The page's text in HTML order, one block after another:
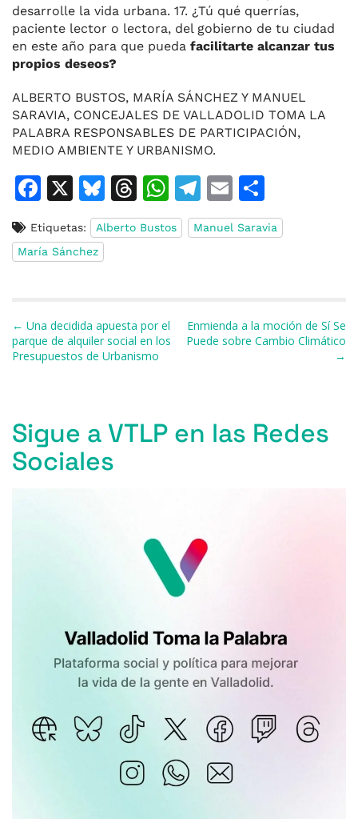
desarrolle la vida urbana. 17. ¿Tú qué querrías,
paciente lector o lectora, del gobierno de tu ciudad
en este año para que pueda facilitarte alcanzar tus
propios deseos?
ALBERTO BUSTOS, MARÍA SÁNCHEZ Y MANUEL
SARAVIA, CONCEJALES DE VALLADOLID TOMA LA
PALABRA RESPONSABLES DE PARTICIPACIÓN,
MEDIO AMBIENTE Y URBANISMO.
F
c
e
o
o
k
X
Bl
u
e
y
T
h
re
s
W
h
at
p
p
T
el
e
m
E
m
ai
o
m
ti
r
Etiquetas: Alberto Bustos
Manuel Saravia
María Sánchez
Navegación de entradas
← Una decidida apuesta por el
parque de alquiler social en los
Presupuestos de Urbanismo
Enmienda a la moción de Sí Se
Puede sobre Cambio Climático
→
Sigue a VTLP en las Redes
Sociales